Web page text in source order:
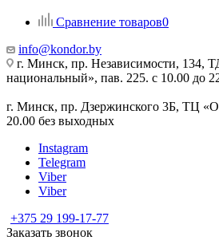
Сравнение товаров0
info@kondor.by
г. Минск, пр. Независимости, 134,
национальный», пав. 225. с 10.00 до
г. Минск, пр. Дзержинского 3Б, ТЦ
20.00 без выходных
Instagram
Telegram
Viber
Viber
+375 29 199-17-77
Заказать звонок